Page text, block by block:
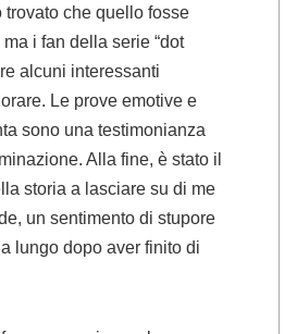
che quello fosse
i fan della serie “dot
alcuni interessanti
Le prove emotive e
sono una testimonianza
Alla fine, è stato il
storia a lasciare su di me
un sentimento di stupore
lungo dopo aver finito di